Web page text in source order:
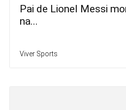
Pai de Lionel Messi
na...
Viver Sports